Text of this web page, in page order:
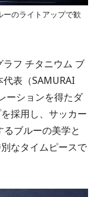
ーのライトアップで歓
ラフ チタニウム ブ
表（SAMURAI
ーションを得たダ
採用し、サッカー
ブルーの美学と
なタイムピースで